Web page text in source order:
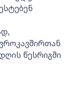
წესრიგში